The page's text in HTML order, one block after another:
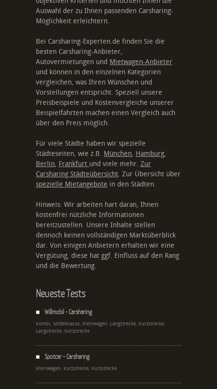
Auswahl der zu Ihnen passenden Carsharing-
Möglichkeit erleichtern.
Bei Carsharing-Experten.de finden Sie die
besten Carsharing-Anbieter,
Autovermietungen und Mietwagen-Anbieter
und können in den einzelnen Kategorien
vergleichen, was Ihren Wünschen und
Vorstellungen entspricht. Speziell unsere
Preisbeispiele und Kostenvergleiche unserer
Beispielfahrten machen einen Vergleich auch
über den Preis möglich.
Für viele Städte haben wir spezielle
Städteseiten, wie z.B. München, Hamburg,
Berlin, Frankfurt und viele mehr. Zur
Carsharing Städteübersicht. Zur Übersicht über
spezielle Mietangebote in den Städten.
Hinweis: Wir arbeiten hart daran, Ihnen
kostenfrei nützliche Informationen
bereitzustellen. Unsere Inhalte stellen
dennoch keinen vollständigen Marktüberblick
dar. Von einigen Anbietern erhalten wir eine
Vergütung, diese hat ggf. Einfluss auf den Rang
und die Bewertung.
Neueste Tests
Willmobil - Carsharing
Kombi, Mittelklasse, Kleinwagen, Langstrecke, Kurzstrecke,
Langstrecke, Kurzstrecke
Spotcar - Carsharing
Kleinwagen, Kurzstrecke, Kurzstrecke